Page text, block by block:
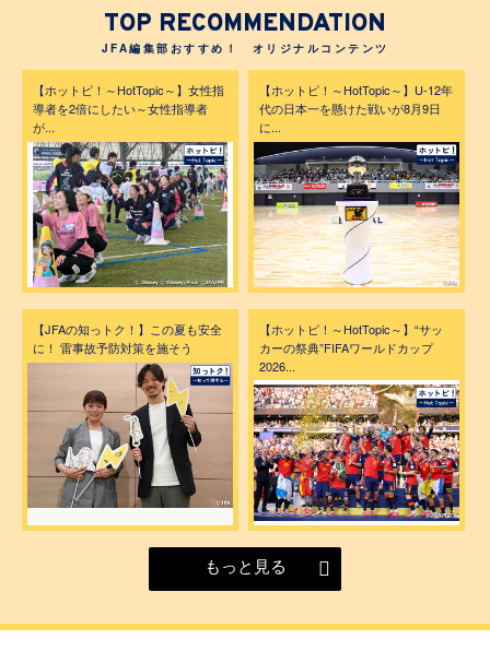
TOP RECOMMENDATION
JFA編集部おすすめ！ オリジナルコンテンツ
【ホットピ！～HotTopic～】女性指
導者を2倍にしたい～女性指導者
が...
【ホットピ！～HotTopic～】U-12年
代の日本一を懸けた戦いが8月9日
に...
【JFAの知っトク！】この夏も安全
に！ 雷事故予防対策を施そう
【ホットピ！～HotTopic～】“サッ
カーの祭典”FIFAワールドカップ
2026...
もっと見る